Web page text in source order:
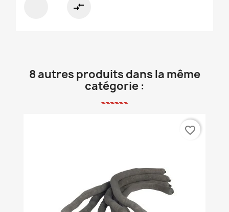
compare_arrows
8 autres produits dans la même
catégorie :
favorite_border